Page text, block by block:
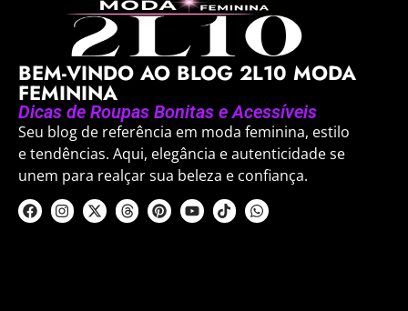
BEM-VINDO AO BLOG 2L10 MODA
FEMININA
Dicas de Roupas Bonitas e Acessíveis
Seu blog de referência em moda feminina, estilo
e tendências. Aqui, elegância e autenticidade se
unem para realçar sua beleza e confiança.